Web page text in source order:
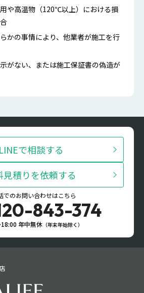
や高温物（120℃以上）における損
かの事情により、他業者が施工を行
がない、または施工保証書の偽造が
LINEで相談する
見積りを依頼する
でのお問い合わせはこちら
843-374
年中無休（年末年始除く）